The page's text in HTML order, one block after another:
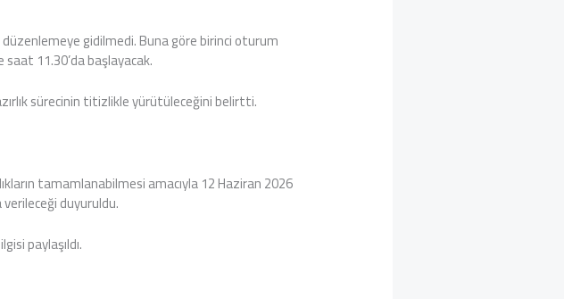
gidilmedi. Buna göre birinci oturum
11.30’da başlayacak.
sürecinin titizlikle yürütüleceğini belirtti.
tamamlanabilmesi amacıyla 12 Haziran 2026
duyuruldu.
paylaşıldı.